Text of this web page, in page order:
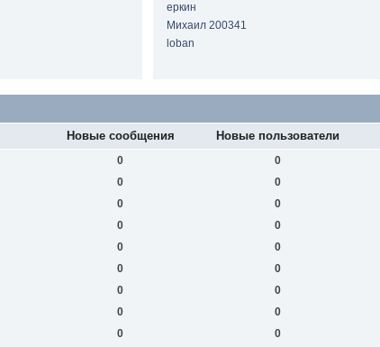
еркин
Михаил 200341
loban
Новые сообщения Новые пользователи
0 0
0 0
0 0
0 0
0 0
0 0
0 0
0 0
0 0